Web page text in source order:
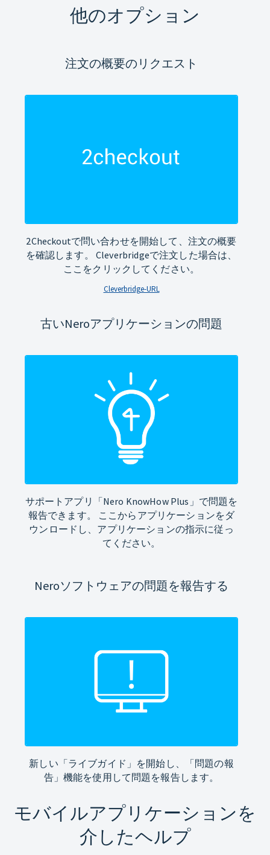
他のオプション
注文の概要のリクエスト
2Checkoutで問い合わせを開始して、注文の概要
を確認します。 Cleverbridgeで注文した場合は、
ここをクリックしてください。
Cleverbridge-URL
古いNeroアプリケーションの問題
サポートアプリ「Nero KnowHow Plus」で問題を
報告できます。 ここからアプリケーションをダ
ウンロードし、アプリケーションの指示に従っ
てください。
Neroソフトウェアの問題を報告する
新しい「ライブガイド」を開始し、「問題の報
告」機能を使用して問題を報告します。
モバイルアプリケーションを
介したヘルプ